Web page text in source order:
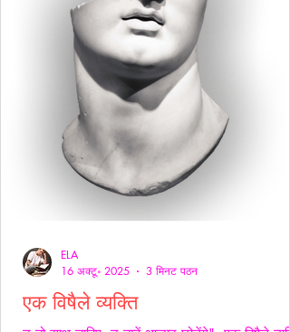
एक विषैले व्यक्ति
ELA
16 अक्टू॰ 2025
3 मिनट पठन